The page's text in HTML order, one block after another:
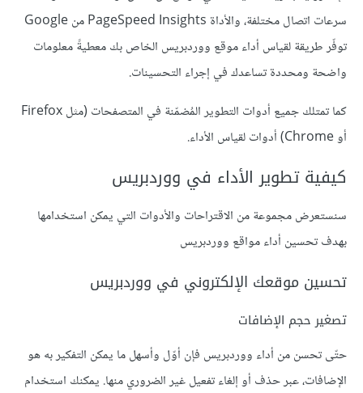
سرعات اتصال مختلفة، والأداة PageSpeed Insights من Google
توفّر طريقة لقياس أداء موقع ووردبريس الخاص بك معطيةً معلومات
واضحة ومحددة تساعدك في إجراء التحسينات.
كما تمتلك جميع أدوات التطوير المُضمّنة في المتصفحات (مثل Firefox
أو Chrome) أدوات لقياس الأداء.
كيفية تطوير الأداء في ووردبريس
سنستعرض مجموعة من الاقتراحات والأدوات التي يمكن استخدامها
بهدف تحسين أداء مواقع ووردبريس
تحسين موقعك الإلكتروني في ووردبريس
تصغير حجم الإضافات
حتّى تحسن من أداء ووردبريس فإن أوّل وأسهل ما يمكن التفكير به هو
الإضافات، عبر حذف أو إلغاء تفعيل غير الضروري منها. يمكنك استخدام